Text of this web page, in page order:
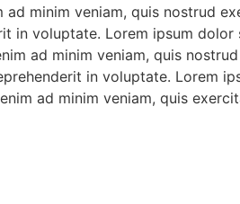
minim veniam, quis nostrud
in voluptate. Lorem ipsum
ad minim veniam, quis
in voluptate. Lorem
ad minim veniam, quis